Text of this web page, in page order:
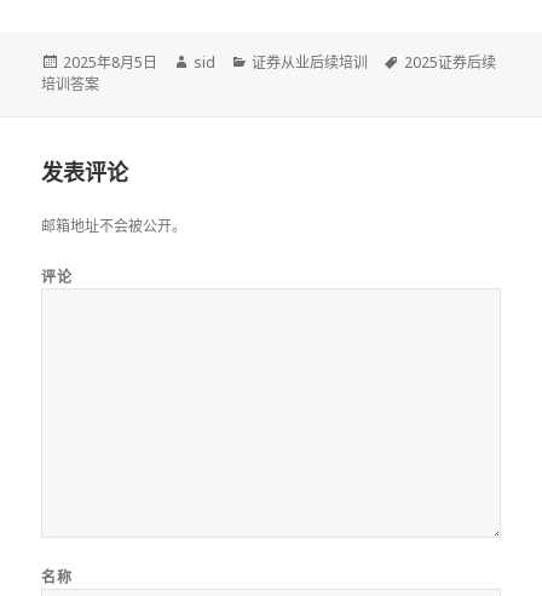
发
布
2025年8月5日
作
sid
分
证券从业后续培训
标
2025证券后续
培训答案
发表评论
邮箱地址不会被公开。
评论
名称